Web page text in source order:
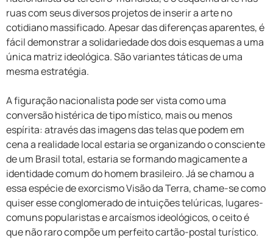
ruas com seus diversos projetos de inserir a arte no
cotidiano massificado. Apesar das diferenças aparentes, é
fácil demonstrar a solidariedade dos dois esquemas a uma
única matriz ideológica. São variantes táticas de uma
mesma estratégia.
A figuração nacionalista pode ser vista como uma
conversão histérica de tipo místico, mais ou menos
espírita: através das imagens das telas que podem em
cena a realidade local estaria se organizando o consciente
de um Brasil total, estaria se formando magicamente a
identidade comum do homem brasileiro. Já se chamou a
essa espécie de exorcismo Visão da Terra, chame-se como
quiser esse conglomerado de intuições telúricas, lugares-
comuns popularistas e arcaísmos ideológicos, o ceito é
que não raro compõe um perfeito cartão-postal turístico.